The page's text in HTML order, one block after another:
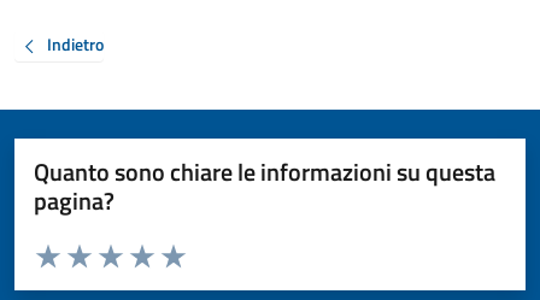
Indietro
Quanto sono chiare le informazioni su questa
pagina?
Valuta da 1 a 5 stelle la pagina
Valuta 5 stelle su 5
Valuta 4 stelle su 5
Valuta 3 stelle su 5
Valuta 2 stelle su 5
Valuta 1 stelle su 5